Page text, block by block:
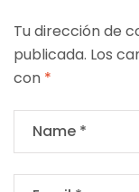
Tu dirección de
publicada. Los
con *